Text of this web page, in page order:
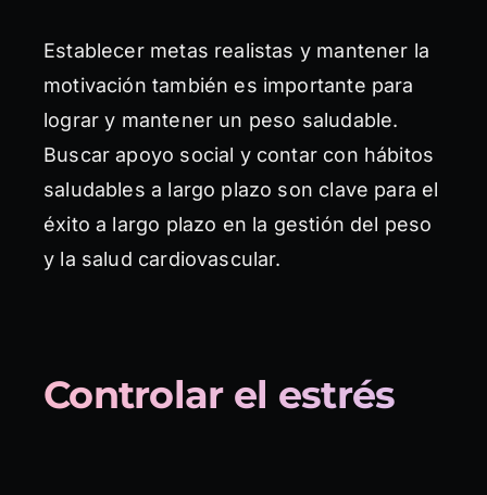
Establecer metas realistas y mantener la
motivación también es importante para
lograr y mantener un peso saludable.
Buscar apoyo social y contar con hábitos
saludables a largo plazo son clave para el
éxito a largo plazo en la gestión del peso
y la salud cardiovascular.
Controlar el estrés